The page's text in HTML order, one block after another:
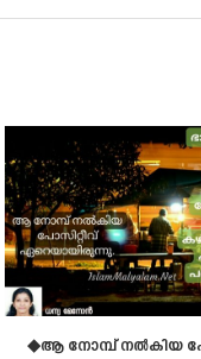
◆ആ നോമ്പ്​ നൽകിയ